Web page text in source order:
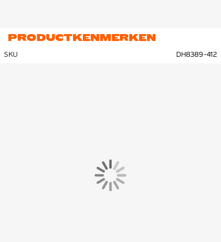
PRODUCTKENMERKEN
SKU DH8389-412